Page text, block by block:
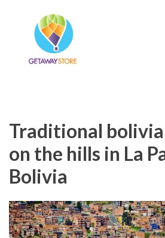
Traditional
on the hills in La
Bolivia